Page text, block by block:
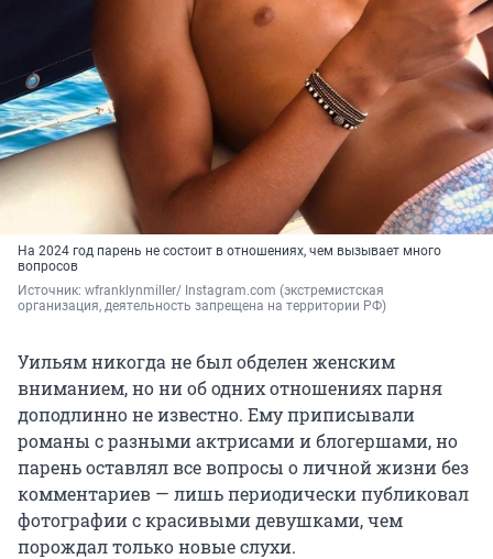
На 2024 год парень не состоит в отношениях, чем вызывает много
вопросов
Источник: wfranklynmiller/ Instagram.com (экстремистская
организация, деятельность запрещена на территории РФ)
Уильям никогда не был обделен женским
вниманием, но ни об одних отношениях парня
доподлинно не известно. Ему приписывали
романы с разными актрисами и блогершами, но
парень оставлял все вопросы о личной жизни без
комментариев — лишь периодически публиковал
фотографии с красивыми девушками, чем
порождал только новые слухи.